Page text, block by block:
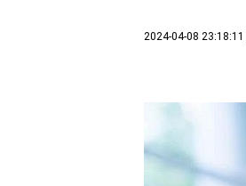
2024-04-08 23:18:11